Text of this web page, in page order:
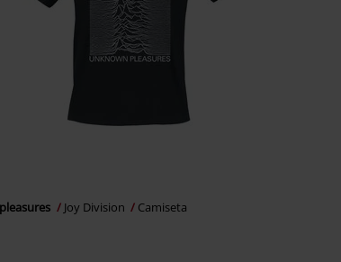
Joy Division Camiseta